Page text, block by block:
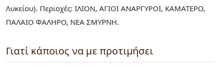
Λυκείου). Περιοχές: ΙΛΙΟΝ, ΑΓΙΟΙ ΑΝΑΡΓΥΡΟΙ, ΚΑΜΑΤΕΡΟ,
ΠΑΛΑΙΟ ΦΑΛΗΡΟ, ΝΕΑ ΣΜΥΡΝΗ.
Γιατί κάποιος να με προτιμήσει